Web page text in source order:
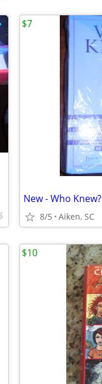
New - Who Knew?
8/5 Aiken, SC
$7
$10